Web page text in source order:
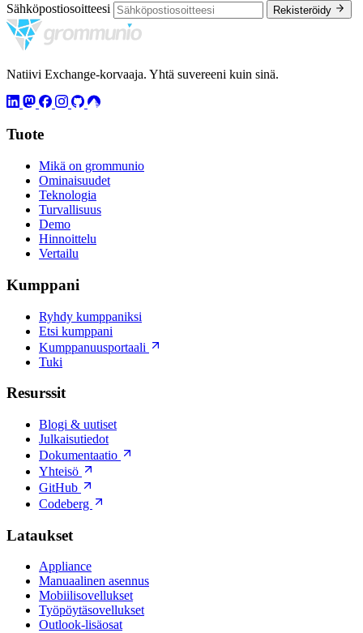
Sähköpostiosoitteesi Rekisteröidy
Natiivi Exchange-korvaaja. Yhtä suvereeni kuin sinä.
Tuote
Mikä on grommunio
Ominaisuudet
Teknologia
Turvallisuus
Demo
Hinnoittelu
Vertailu
Kumppani
Ryhdy kumppaniksi
Etsi kumppani
Kumppanuusportaali
Tuki
Resurssit
Blogi & uutiset
Julkaisutiedot
Dokumentaatio
Yhteisö
GitHub
Codeberg
Lataukset
Appliance
Manuaalinen asennus
Mobiilisovellukset
Työpöytäsovellukset
Outlook-lisäosat